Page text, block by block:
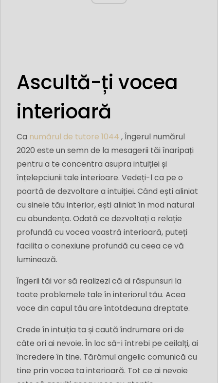
Ascultă-ți vocea
interioară
Ca numărul de tutore 1044 , Îngerul numărul
2020 este un semn de la mesagerii tăi înaripați
pentru a te concentra asupra intuiției și
înțelepciunii tale interioare. Vedeți-l ca pe o
poartă de dezvoltare a intuiției. Când ești aliniat
cu sinele tău interior, ești aliniat în mod natural
cu abundența. Odată ce dezvoltați o relație
profundă cu vocea voastră interioară, puteți
facilita o conexiune profundă cu ceea ce vă
luminează.
Îngerii tăi vor să realizezi că ai răspunsuri la
toate problemele tale în interiorul tău. Acea
voce din capul tău are întotdeauna dreptate.
Crede în intuiția ta și caută îndrumare ori de
câte ori ai nevoie. În loc să-i întrebi pe ceilalți, ai
încredere în tine. Tărâmul angelic comunică cu
tine prin vocea ta interioară. Tot ce ai nevoie